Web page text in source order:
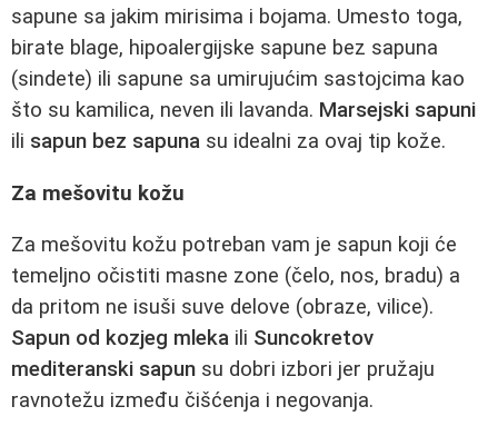
sapune sa jakim mirisima i bojama. Umesto toga,
birate blage, hipoalergijske sapune bez sapuna
(sindete) ili sapune sa umirujućim sastojcima kao
što su kamilica, neven ili lavanda. Marsejski sapuni
ili sapun bez sapuna su idealni za ovaj tip kože.
Za mešovitu kožu
Za mešovitu kožu potreban vam je sapun koji će
temeljno očistiti masne zone (čelo, nos, bradu) a
da pritom ne isuši suve delove (obraze, vilice).
Sapun od kozjeg mleka ili Suncokretov
mediteranski sapun su dobri izbori jer pružaju
ravnotežu između čišćenja i negovanja.